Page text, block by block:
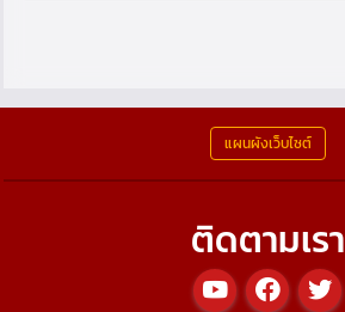
แผนผังเว็บไซต์
ติดตามเรา